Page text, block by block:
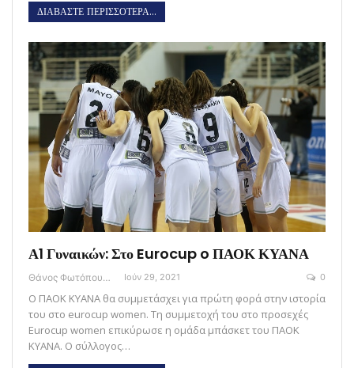
ΔΙΑΒΑΣΤΕ ΠΕΡΙΣΣΟΤΕΡΑ...
Α1 Γυναικών: Στο Eurocup o ΠΑΟΚ ΚΥΑΝΑ
Θάνος Φωτόπουλος Ιούν 29, 2021 0
Ο ΠΑΟΚ ΚΥΑΝΑ θα συμμετάσχει για πρώτη φορά στην ιστορία
του στο eurocup women. Τη συμμετοχή του στο προσεχές
Eurocup women επικύρωσε η ομάδα μπάσκετ του ΠΑΟΚ
ΚΥΑΝΑ. Ο σύλλογος…